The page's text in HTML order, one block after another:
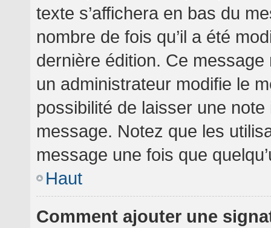
texte s’affichera en bas du
nombre de fois qu’il a été
dernière édition. Ce
un administrateur modifie le
possibilité de laisser une note
message. Notez que les
message une fois que
Haut
Comment ajouter une